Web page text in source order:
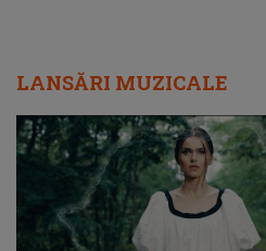
LANSĂRI MUZICALE